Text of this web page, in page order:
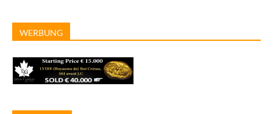
WERBUNG